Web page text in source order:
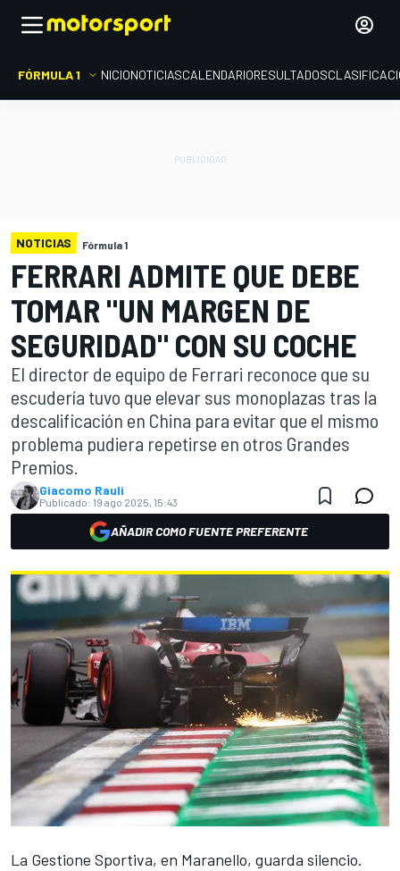
FÓRMULA 1 INICIONOTICIASCALENDARIORESULTADOS
NOTICIAS Fórmula 1
FERRARI ADMITE QUE DEBE
TOMAR "UN MARGEN DE
SEGURIDAD" CON SU COCHE
El director de equipo de Ferrari reconoce que su
escudería tuvo que elevar sus monoplazas tras la
descalificación en China para evitar que el mismo
problema pudiera repetirse en otros Grandes
Premios.
Giacomo Rauli
Publicado: 19 ago 2025, 15:43
AÑADIR COMO FUENTE PREFERENTE
La Gestione Sportiva, en Maranello, guarda silencio.